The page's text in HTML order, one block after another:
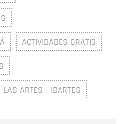
ACTIVIDADES GRATIS
LAS ARTES - IDARTES